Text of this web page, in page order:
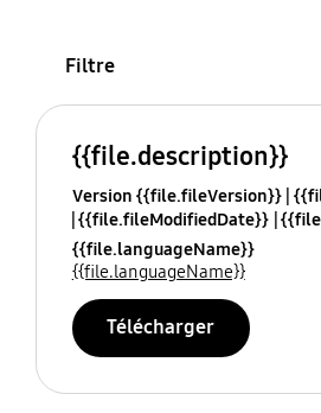
Filtre
{{file.description}}
Version {{file.fileVersion}}
{{file.fileModifiedDate}}
{{file.languageName}}
{{file.languageName}}
Télécharger